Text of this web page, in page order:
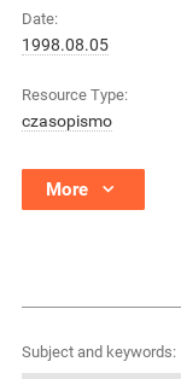
Date:
1998.08.05
Resource Type:
czasopismo
More
Subject and keywords: